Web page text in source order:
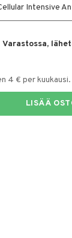
Intensive
Varastossa,
4 € per kuukausi.
LISÄÄ